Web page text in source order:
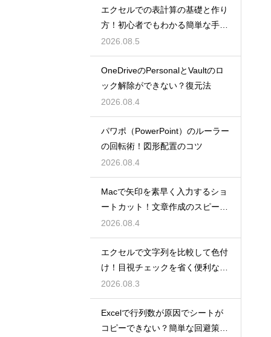
エクセルでの表計算の基礎と作り
方！初心者でもわかる簡単な手順
を紹介
2026.08.5
OneDriveのPersonalとVaultのロ
ック解除ができない？復元法
2026.08.4
パワポ（PowerPoint）のルーラー
の回転術！図形配置のコツ
2026.08.4
Macで矢印を素早く入力するショ
ートカット！文章作成のスピード
を上げる
2026.08.4
エクセルで文字列を比較して色付
け！目視チェックを省く便利な関
数
2026.08.3
Excelで行列数が原因でシートが
コピーできない？簡単な回避策を